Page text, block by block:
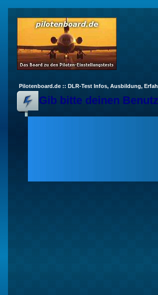
Pilotenboard.de :: DLR-Test Infos, Ausbildung,
Gib bitte deinen